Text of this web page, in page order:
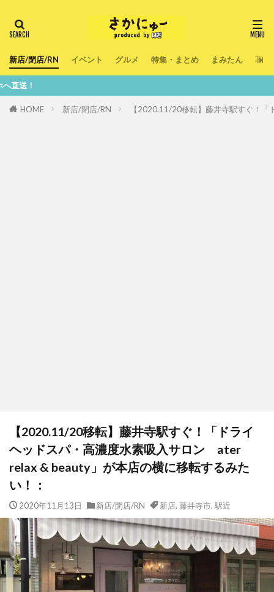
新店/閉店/RN イベント グルメ 特集・まとめ まみたん 暮ら
HOME 新店/閉店/RN 【2020.11/20移転】藤井寺駅すぐ！
【2020.11/20移転】藤井寺駅すぐ！「ドライ
ヘッドスパ・高濃度水素吸入サロン ater
relax & beauty」が本店の横に移転するみた
い！：
2020年11月13日 新店/閉店/RN 新店, 藤井寺市, 駅近